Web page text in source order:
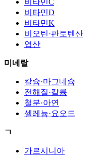
비타민D
비타민K
비오틴·판토텐산
엽산
미네랄
칼슘·마그네슘
전해질·칼륨
철분·아연
셀레늄·요오드
ㄱ
가르시니아